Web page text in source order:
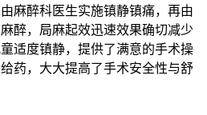
麻醉科医生实施镇静镇痛，再由
醉，局麻起效迅速效果确切减少
适度镇静，提供了满意的手术操
药，大大提高了手术安全性与舒